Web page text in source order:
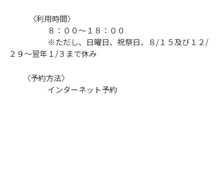
〈利用時間〉
８：００～１８：００
※ただし、日曜日、祝祭日、８/１５及び１２/
２９～翌年１/３まで休み
〈予約方法〉
インターネット予約